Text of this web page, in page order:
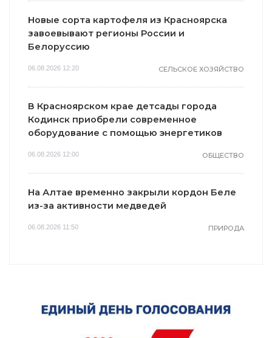
Новые сорта картофеля из Красноярска
завоевывают регионы России и
Белоруссию
06.08.2026 12:20 СЕЛЬСКОЕ ХОЗЯЙСТВО
В Красноярском крае детсады города
Кодинск приобрели современное
оборудование с помощью энергетиков
06.08.2026 12:00 ОБЩЕСТВО
На Алтае временно закрыли кордон Беле
из-за активности медведей
06.08.2026 11:50 ПРИРОДА